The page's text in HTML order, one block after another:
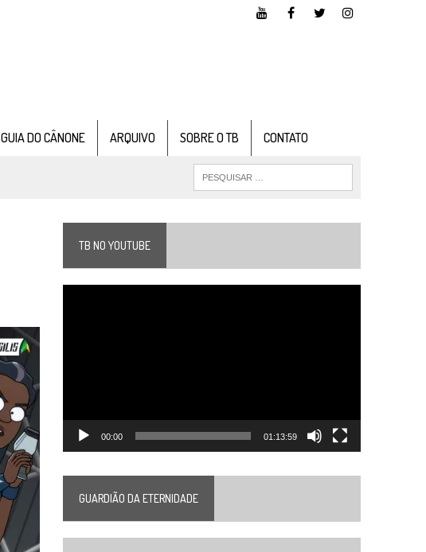
GUIA DO CÂNONE ARQUIVO SOBRE O TB CONTATO
TB NO YOUTUBE
00:00 01:13:59
GUARDIÃO DA ETERNIDADE